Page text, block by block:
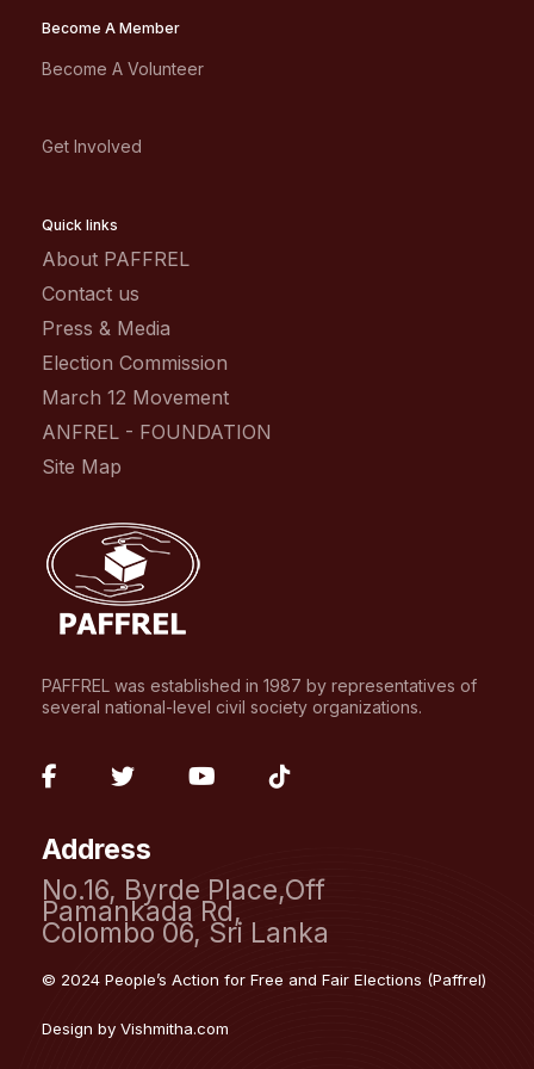
Become A Member
Become A Volunteer
Get Involved
Quick links
About PAFFREL
Contact us
Press & Media
Election Commission
March 12 Movement
ANFREL - FOUNDATION
Site Map
PAFFREL was established in 1987 by representatives of
several national-level civil society organizations.
facebook-
f
fab
twitter
fab
Address
No.16, Byrde Place,Off
Pamankada Rd,
Colombo 06, Sri Lanka
© 2024 People’s Action for Free and Fair Elections (Paffrel)
Design by Vishmitha.com